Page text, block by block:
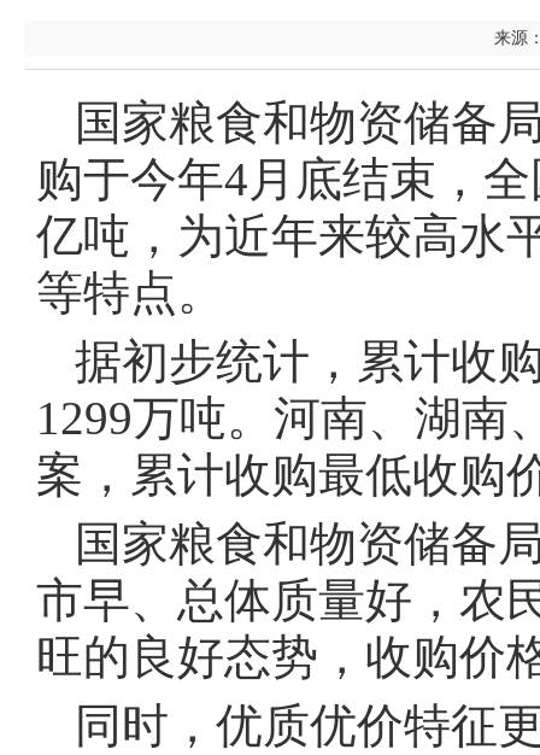
来源
国家粮食和物资储备
购于今年4月底结束，
亿吨，为近年来较高水
等特点。
据初步统计，累计收
1299万吨。河南、湖南
案，累计收购最低收购
国家粮食和物资储备
市早、总体质量好，农
旺的良好态势，收购价
同时，优质优价特征